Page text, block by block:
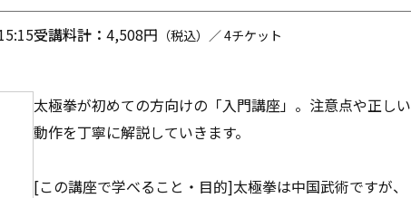
受講料計： 4,508円 （税込）／ 4チケット
太極拳が初めての方向けの「入門講座」。注意点や正しい
動作を丁寧に解説していきます。
[この講座で学べること・目的]太極拳は中国武術ですが、